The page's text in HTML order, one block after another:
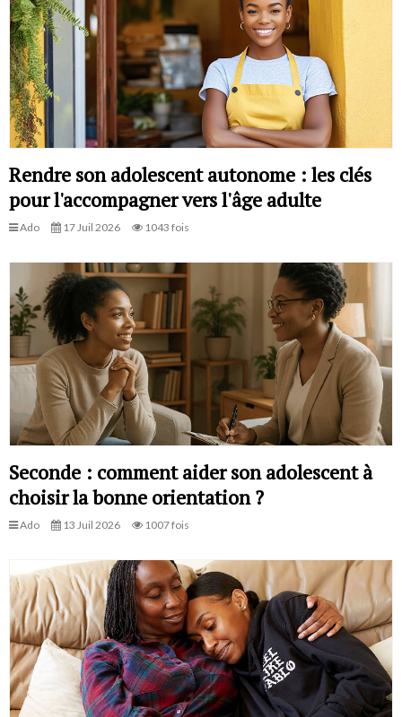
Rendre son adolescent autonome : les clés
pour l'accompagner vers l'âge adulte
Ado 17 Juil 2026 1043 fois
Seconde : comment aider son adolescent à
choisir la bonne orientation ?
Ado 13 Juil 2026 1007 fois